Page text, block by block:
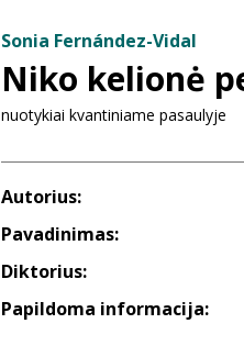
Sonia Fernández-Vidal
Niko kelionė
nuotykiai kvantiniame pasaulyje
Autorius:
Pavadinimas:
Diktorius:
Papildoma informacija: